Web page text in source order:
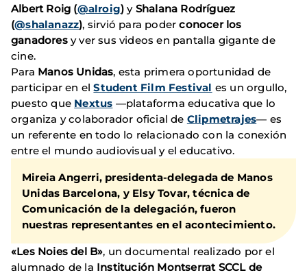
Albert Roig (@alroig) y Shalana Rodríguez
(@shalanazz), sirvió para poderconocer los
ganadoresy ver sus videos en pantalla gigante de
cine.
Para Manos Unidas, esta primera oportunidad de
participar en elStudent Film Festival es un orgullo,
puesto que Nextus —plataforma educativa que lo
organiza y colaborador oficial de Clipmetrajes— es
un referente en todo lo relacionado con la conexión
entre el mundo audiovisual y el educativo.
Mireia Angerri, presidenta-delegada de Manos
Unidas Barcelona, y Elsy Tovar, técnica de
Comunicación de la delegación, fueron
nuestras representantes en el acontecimiento.
«Les Noies del B», un documental realizado por el
alumnado de la Institución Montserrat SCCL de